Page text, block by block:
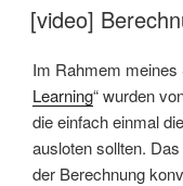
AM
[video]
Im Rahmem meines
Learning“ wurden
die einfach einmal
ausloten sollten.
der Berechnung